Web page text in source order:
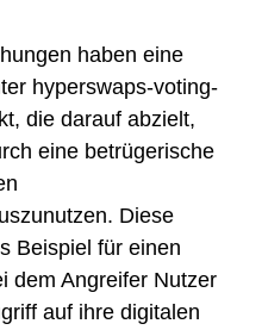
haben eine
hyperswaps-voting-
die darauf abzielt,
eine betrügerische
Diese
Beispiel für einen
dem Angreifer Nutzer
auf ihre digitalen